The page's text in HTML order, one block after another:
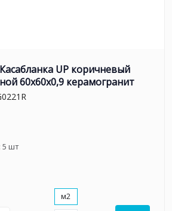
UP коричневый
60x60x0,9 керамогранит
5 шт
м2